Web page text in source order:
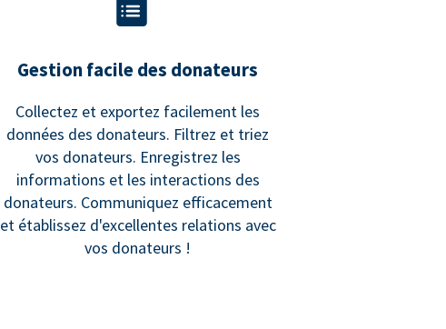
Gestion facile des donateurs
Collectez et exportez facilement les
données des donateurs. Filtrez et triez
vos donateurs. Enregistrez les
informations et les interactions des
donateurs. Communiquez efficacement
et établissez d'excellentes relations avec
vos donateurs !